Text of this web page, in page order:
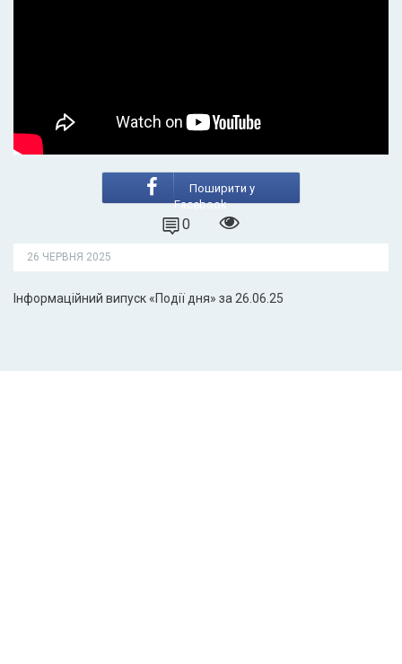
Поширити у
Facebook
0
26 ЧЕРВНЯ 2025
Інформаційний випуск «Події дня» за 26.06.25